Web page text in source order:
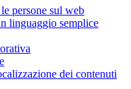
persone sul web
linguaggio semplice
dei contenuti